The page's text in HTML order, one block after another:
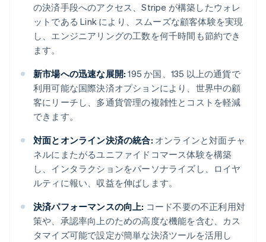
の決済手段へのアクセス、Stripe が構築したウォレ
ットである Link により、スムーズな顧客体験を実現
し、エンジニアリングの工数を何千時間も節約でき
ます。
新市場への迅速な展開: 195 か国、135 以上の通貨で
利用可能な国際決済オプションにより、世界中の顧
客にリーチし、多通貨管理の複雑性とコストを軽減
できます。
対面とオンライン決済の統合: オンラインと対面チャ
ネルにまたがるユニファイドコマース体験を構築
し、インタラクションをパーソナライズし、ロイヤ
ルティに報い、収益を伸ばします。
決済パフォーマンスの向上: コード不要の不正利用対
策や、承認率向上のための高度な機能を含む、カス
タマイズ可能で設定が簡単な決済ツールを活用し